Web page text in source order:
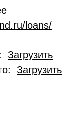
loans/
Загрузить
Загрузить